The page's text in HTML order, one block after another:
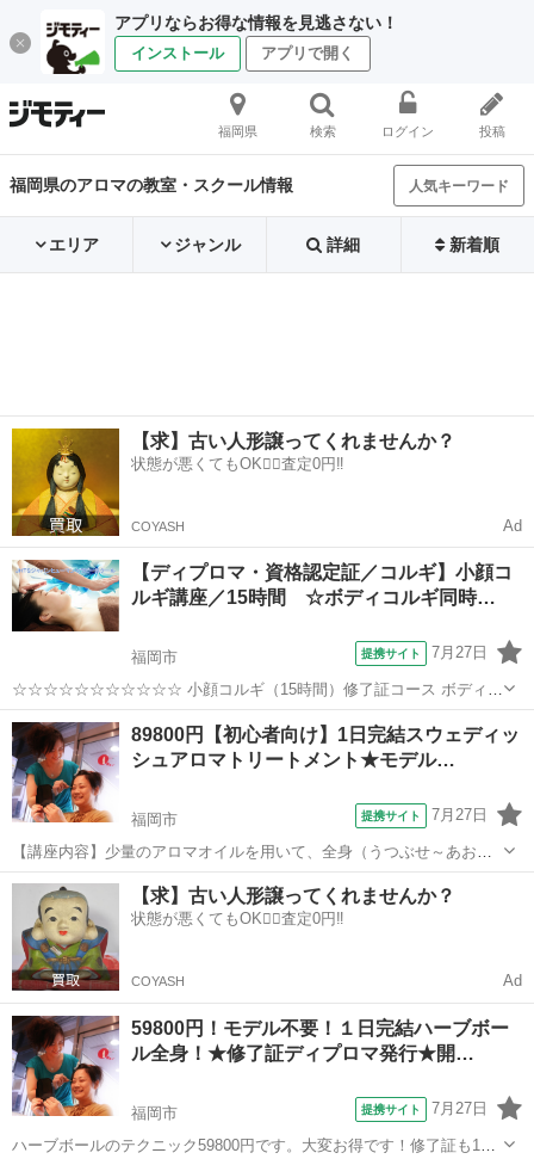
アプリならお得な情報を見逃さない！
インストール アプリで開く
福岡県 検索 ログイン 投稿
福岡県のアロマの教室・スクール情報 人気キーワード
エリア ジャンル 詳細 新着順
【求】古い人形譲ってくれませんか？
状態が悪くてもOK🙆‍♀️査定0円‼️
COYASH Ad
【ディプロマ・資格認定証／コルギ】小顔コ
ルギ講座／15時間 ☆ボディコルギ同時…
福岡市 提携サイト 7月27日
☆☆☆☆☆☆☆☆☆☆☆ 小顔コルギ（15時間）修了証コース ボディコ
ルギを同時にお申込みの方限定 ☆★ 受講料150,000円OFF ★☆ ※
全身ボディコルギ受講で認定証の取得も可能です。 ※おすすめ※ 五感
リラ...
福岡 福岡市 アロマ
89800円【初心者向け】1日完結スウェディッ
シュアロマトリートメント★モデル…
福岡市 提携サイト 7月27日
【講座内容】少量のアロマオイルを用いて、全身（うつぶせ～あおむ
け）の技術を1日完結７時間程度で、マンツーマンレッスンで学習でき
ます。実技中心ですが、トラブル回避の為、学科も行います。お一人
の方もお気軽にお越し下さい。修了証デ...
福岡 福岡市 アロマ
【求】古い人形譲ってくれませんか？
状態が悪くてもOK🙆‍♀️査定0円‼️
COYASH Ad
59800円！モデル不要！１日完結ハーブボー
ル全身！★修了証ディプロマ発行★開…
福岡市 提携サイト 7月27日
ハーブボールのテクニック59800円です。大変お得です！修了証も1枚